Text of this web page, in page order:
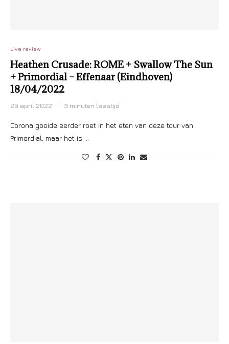
Live review
Heathen Crusade: ROME + Swallow The Sun
+ Primordial – Effenaar (Eindhoven)
18/04/2022
25 april 2022 3 minuten leestijd
Corona gooide eerder roet in het eten van deze tour van
Primordial, maar het is …